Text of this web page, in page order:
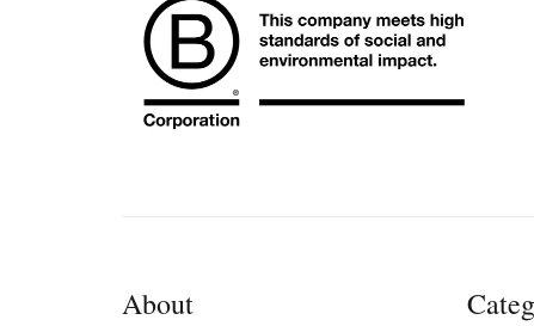
About